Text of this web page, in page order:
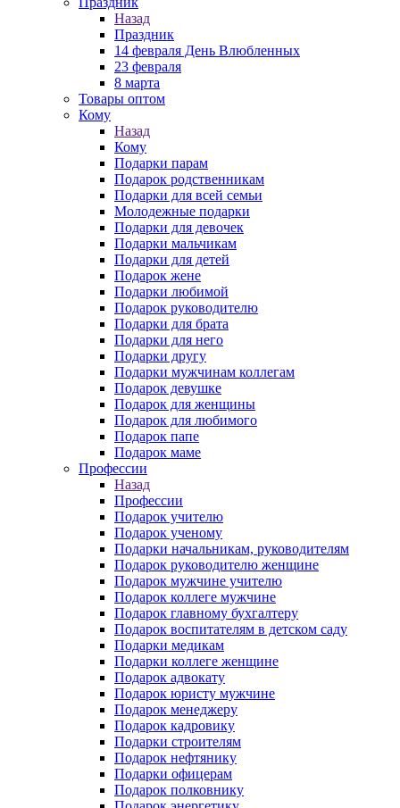
Назад
Праздник
14 февраля День Влюбленных
23 февраля
8 марта
Товары оптом
Кому
Назад
Кому
Подарки парам
Подарок родственникам
Подарки для всей семьи
Молодежные подарки
Подарки для девочек
Подарки мальчикам
Подарки для детей
Подарок жене
Подарки любимой
Подарок руководителю
Подарки для брата
Подарки для него
Подарки другу
Подарки мужчинам коллегам
Подарок девушке
Подарок для женщины
Подарок для любимого
Подарок папе
Подарок маме
Профессии
Назад
Профессии
Подарок учителю
Подарок ученому
Подарки начальникам, руководителям
Подарок руководителю женщине
Подарок мужчине учителю
Подарок коллеге мужчине
Подарок главному бухгалтеру
Подарок воспитателям в детском саду
Подарки медикам
Подарки коллеге женщине
Подарок адвокату
Подарок юристу мужчине
Подарок менеджеру
Подарок кадровику
Подарки строителям
Подарок нефтянику
Подарки офицерам
Подарок полковнику